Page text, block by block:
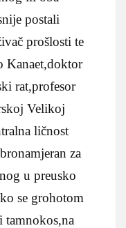
postali
prošlosti te
Kanaet,doktor
rat,profesor
Velikoj
ličnost
za
u preusko
se grohotom
tamnokos,na